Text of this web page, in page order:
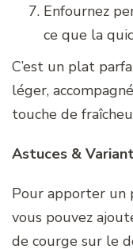
Enfournez
ce que la
C’est un plat
léger,
touche de
Astuces &
Pour apporter un
vous pouvez
de courge sur le